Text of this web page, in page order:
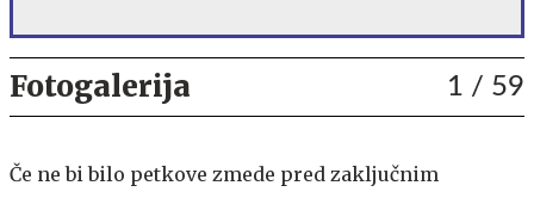
Fotogalerija 1 / 59
Če ne bi bilo petkove zmede pred zaključnim